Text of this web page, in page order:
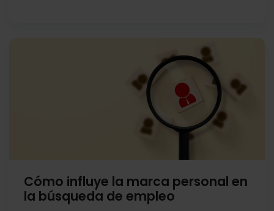
Cómo influye la marca personal en
la búsqueda de empleo